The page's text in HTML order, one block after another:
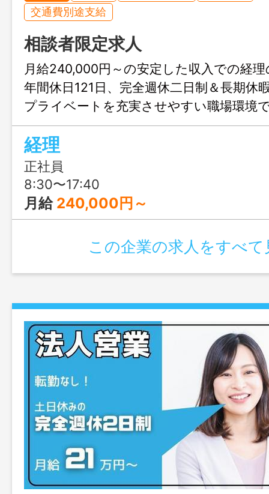
交通費別途支給
相談者限定求人
月給240,000円～の安定した収入での経
年間休日121日、完全週休二日制＆長期休
プライベートを充実させやすい職場環境
経理
正社員
8:30〜17:40
月給 240,000円～
この企業の求人をすべて